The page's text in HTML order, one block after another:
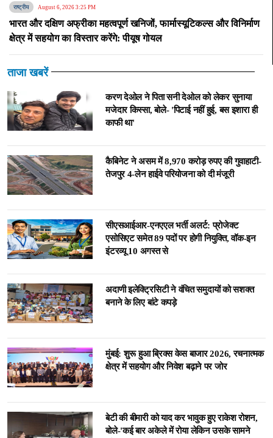
ताजा खबरें
करण देओल ने पिता सनी देओल को लेकर सुनाया
मजेदार किस्सा, बोले- 'पिटाई नहीं हुई, बस इशारा ही
काफी था'
कैबिनेट ने असम में 8,970 करोड़ रुपए की गुवाहाटी-
तेजपुर 4-लेन हाईवे परियोजना को दी मंजूरी
सीएसआईआर-एनएएल भर्ती अलर्ट: प्रोजेक्ट
एसोसिएट समेत 89 पदों पर होगी नियुक्ति, वॉक-इन
इंटरव्यू 10 अगस्त से
अदाणी इलेक्ट्रिसिटी ने वंचित समुदायों को सशक्त
बनाने के लिए बांटे कपड़े
मुंबई: शुरू हुआ ब्रिक्स वेव्स बाजार 2026, रचनात्मक
क्षेत्र में सहयोग और निवेश बढ़ाने पर जोर
बेटी की बीमारी को याद कर भावुक हुए राकेश रोशन,
बोले-'कई बार अकेले में रोया लेकिन उसके सामने
राष्ट्रीय August 6, 2026 3:25 PM
भारत और दक्षिण अफ्रीका महत्वपूर्ण खनिजों, फार्मास्यूटिकल्स और विनिर्माण
क्षेत्र में सहयोग का विस्तार करेंगे: पीयूष गोयल